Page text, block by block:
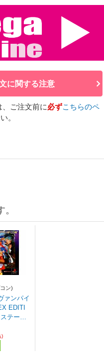
に関する注意
ご注文前に必ずこちらのペ
。
ン)
ァンパイ
EDITI
テーシ
)